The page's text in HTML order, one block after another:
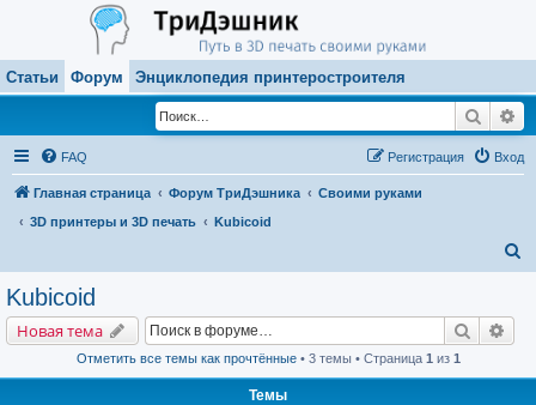
Статьи Форум Энциклопедия принтеростроителя
Поиск
FAQ Вход
Регистрация
Главная страница Форум ТриДэшника
Своими руками
3D принтеры и 3D печать
Kubicoid
Kubicoid
Новая тема Поиск
Отметить все темы как прочтённые• 3 темы • Страница 1 из 1
Темы